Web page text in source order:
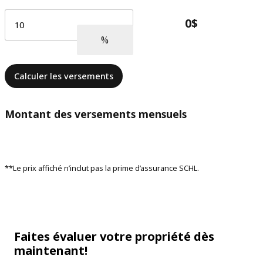
Calculer les versements
Montant des versements mensuels
**Le prix affiché n’inclut pas la prime d’assurance SCHL.
Faites évaluer votre propriété dès
maintenant!